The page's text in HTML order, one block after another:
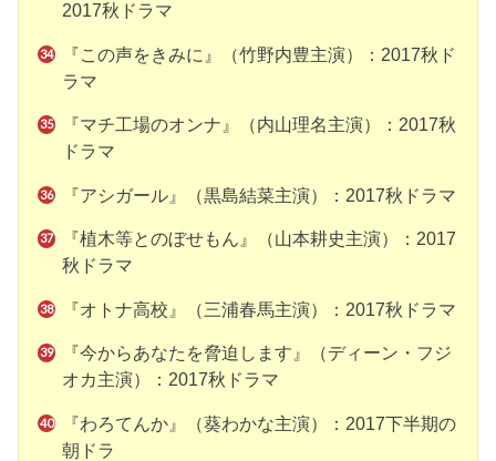
2017秋ドラマ
『この声をきみに』（竹野内豊主演）：2017秋ド
ラマ
『マチ工場のオンナ』（内山理名主演）：2017秋
ドラマ
『アシガール』（黒島結菜主演）：2017秋ドラマ
『植木等とのぼせもん』（山本耕史主演）：2017
秋ドラマ
『オトナ高校』（三浦春馬主演）：2017秋ドラマ
『今からあなたを脅迫します』（ディーン・フジ
オカ主演）：2017秋ドラマ
『わろてんか』（葵わかな主演）：2017下半期の
朝ドラ